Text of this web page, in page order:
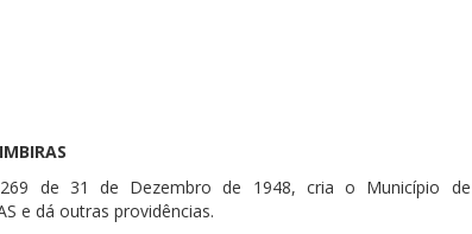
de 31 de Dezembro de 1948, cria o Município de
e dá outras providências.